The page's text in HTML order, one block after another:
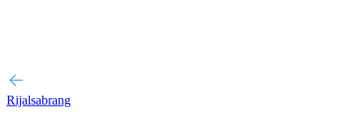
Rijalsabrang